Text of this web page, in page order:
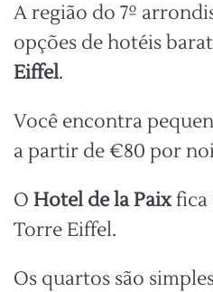
A região do 7º
opções de hotéis
Eiffel.
Você encontra
a partir de €80 por
O Hotel de la Paixfica
Torre Eiffel.
Os quartos são